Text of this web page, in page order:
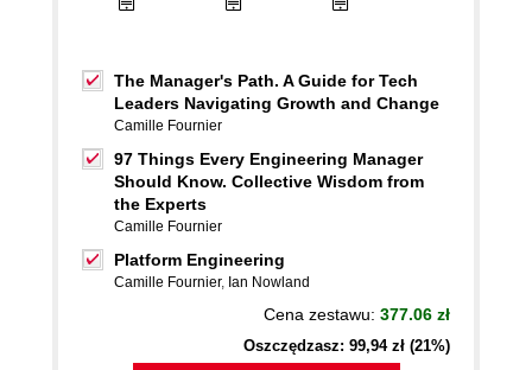
The Manager's Path. A Guide for Tech
Leaders Navigating Growth and Change
Camille Fournier
97 Things Every Engineering Manager
Should Know. Collective Wisdom from
the Experts
Camille Fournier
Platform Engineering
Camille Fournier, Ian Nowland
Cena zestawu: 377.06 zł
Oszczędzasz: 99,94 zł (21%)